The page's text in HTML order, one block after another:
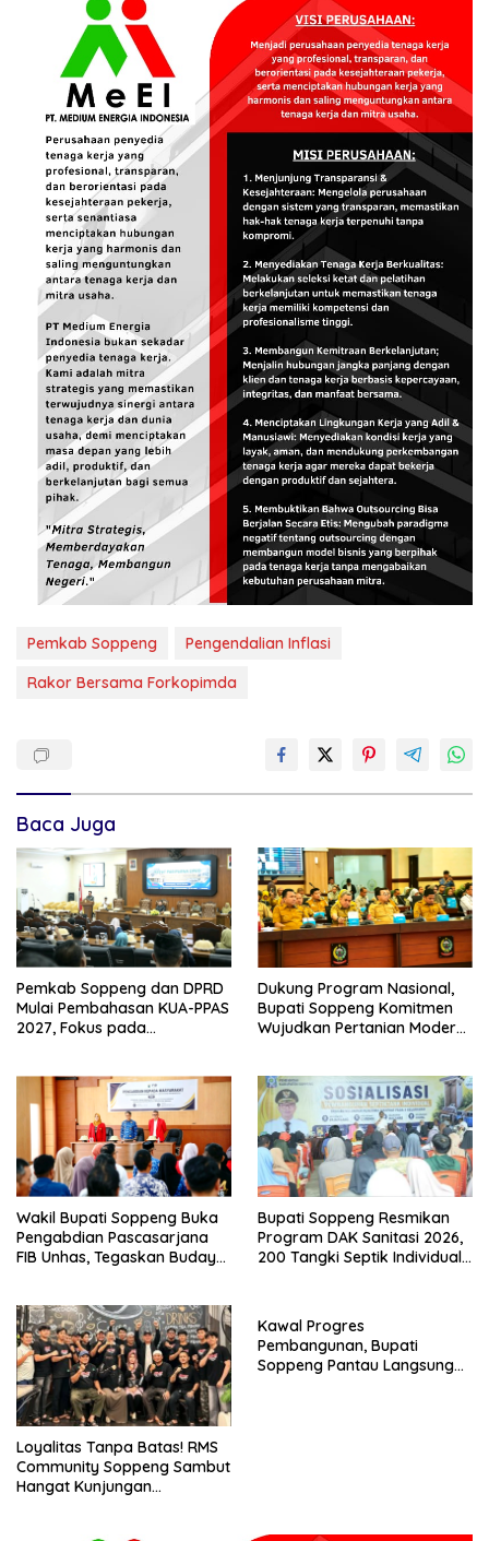
Pemkab Soppeng
Pengendalian Inflasi
Rakor Bersama Forkopimda
Baca Juga
Pemkab Soppeng dan DPRD
Mulai Pembahasan KUA-PPAS
2027, Fokus pada
Dukung Program Nasional,
Bupati Soppeng Komitmen
Wujudkan Pertanian Modern
Wakil Bupati Soppeng Buka
Pengabdian Pascasarjana
FIB Unhas, Tegaskan Budaya
Bupati Soppeng Resmikan
Program DAK Sanitasi 2026,
200 Tangki Septik Individual
Loyalitas Tanpa Batas! RMS
Community Soppeng Sambut
Hangat Kunjungan
Kawal Progres
Pembangunan, Bupati
Soppeng Pantau Langsung